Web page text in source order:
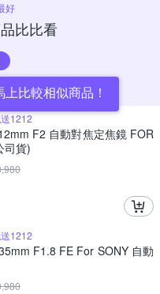
好
比比看
比較相似商品！
1212
F2 自動對焦定焦鏡 FOR
司貨)
1212
F1.8 FE For SONY 自動